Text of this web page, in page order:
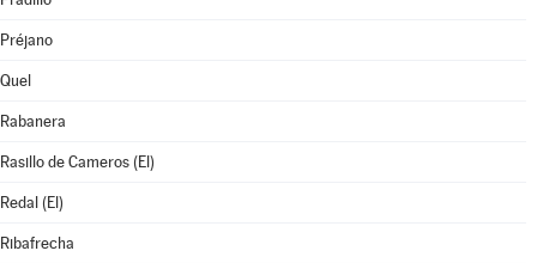
Préjano
Quel
Rabanera
Rasillo de Cameros (El)
Redal (El)
Ribafrecha